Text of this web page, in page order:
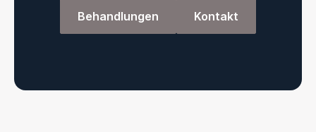
Behandlungen Kontakt